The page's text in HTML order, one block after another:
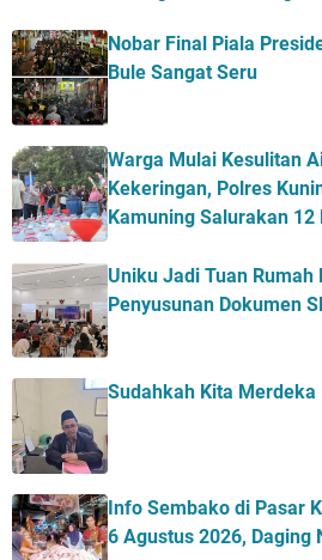
Nobar Final Piala
Bule Sangat Seru
Warga Mulai Kesulitan
Kekeringan, Polres
Kamuning Salurakan 12
Uniku Jadi Tuan Rumah
Penyusunan Dokumen
Sudahkah Kita Merdeka
Info Sembako di Pasar
6 Agustus 2026, Daging